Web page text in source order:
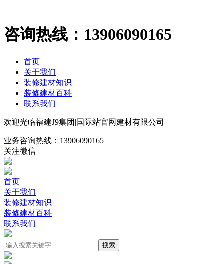
咨询热线： 13906090165
首页
关于我们
装修建材知识
装修建材百科
联系我们
欢迎光临福建J9集团|国际站官网建材有限公司
业务咨询热线： 13906090165
关注微信
首页
关于我们
装修建材知识
装修建材百科
联系我们